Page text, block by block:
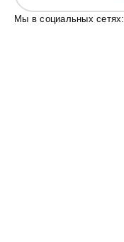
Мы в социальных сетях: